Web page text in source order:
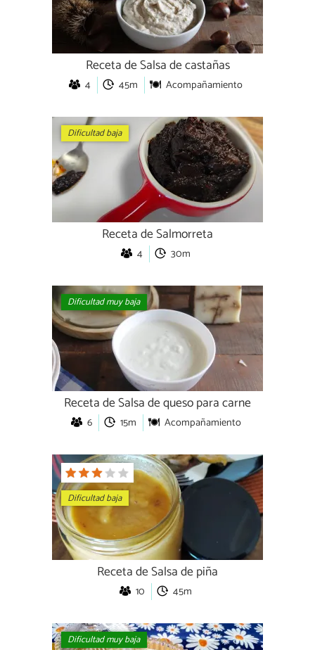
Receta de Salsa de castañas
4 45m Acompañamiento
Dificultad baja
Receta de Salmorreta
4 30m
Dificultad muy baja
Receta de Salsa de queso para carne
6 15m Acompañamiento
Dificultad baja
Receta de Salsa de piña
10 45m
Dificultad muy baja